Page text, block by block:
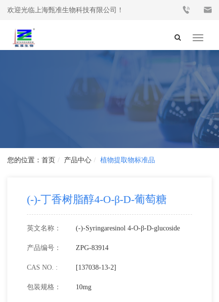
欢迎光临上海甄准生物科技有限公司！
Toggle
首页 产品中心 植物提取物标准品
(-)-丁香树脂醇4-O-β-D-葡萄糖
英文名称： (-)-Syringaresinol 4-O-β-D-glucoside
产品编号： ZPG-83914
CAS NO. : [137038-13-2]
包装规格： 10mg